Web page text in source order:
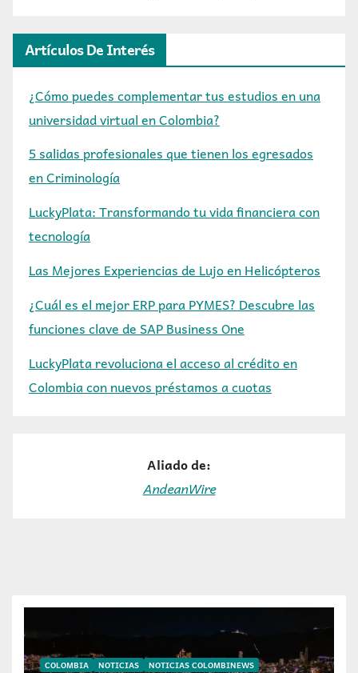
Artículos De Interés
¿Cómo puedes complementar tus estudios en una
universidad virtual en Colombia?
5 salidas profesionales que tienen los egresados
en Criminología
LuckyPlata: Transformando tu vida financiera con
tecnología
Las Mejores Experiencias de Lujo en Helicópteros
¿Cuál es el mejor ERP para PYMES? Descubre las
funciones clave de SAP Business One
LuckyPlata revoluciona el acceso al crédito en
Colombia con nuevos préstamos a cuotas
Aliado de:
AndeanWire
COLOMBIA NOTICIAS NOTICIAS COLOMBINEWS